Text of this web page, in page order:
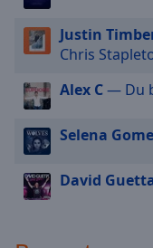
modal
window.
Beginning
dialog
window.
Escape
Justin
Chris
Alex C— Du
Selena
David